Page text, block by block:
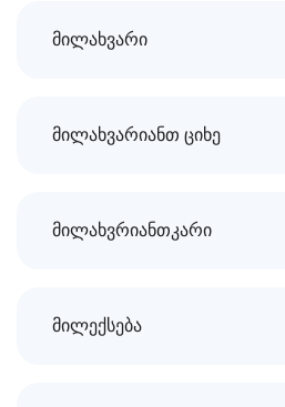
მილახვარი
მილახვარიანთ ციხე
მილახვრიანთკარი
მილექსება